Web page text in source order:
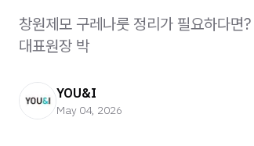
창원제모 구레나룻 정리가 필요하다면
대표원장 박
YOU&I
May 04, 2026